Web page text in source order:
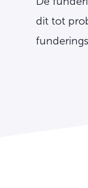
dit tot